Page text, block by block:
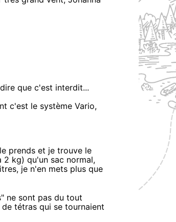
que c'est interdit...
c'est le système Vario,
prends et je trouve le
2 kg) qu'un sac normal,
je n'en mets plus que
ne sont pas du tout
tétras qui se tournaient